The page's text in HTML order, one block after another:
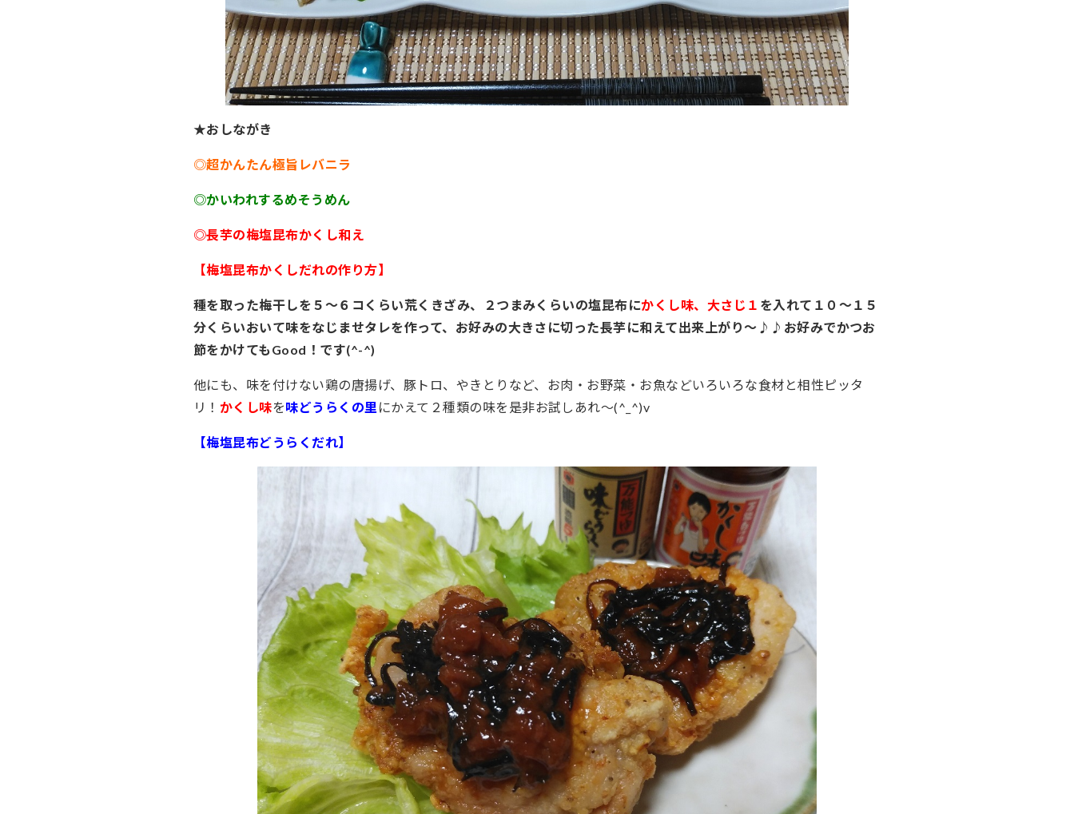
★おしながき
◎超かんたん極旨レバニラ
◎かいわれするめそうめん
◎長芋の梅塩昆布かくし和え
【梅塩昆布かくしだれの作り方】
種を取った梅干しを５～６コくらい荒くきざみ、２つまみくらいの塩昆布にかくし味、大さじ１ を入れて１０～１５
分くらいおいて味をなじませタレを作って、お好みの大きさに切った長芋に和えて出来上がり～♪♪お好みでかつお
節をかけてもGood！です(^-^)
他にも、味を付けない鶏の唐揚げ、豚トロ、やきとりなど、お肉・お野菜・お魚などいろいろな食材と相性ピッタ
リ！ かくし味を味どうらくの里 にかえて２種類の味を是非お試しあれ～(^_^)v
【梅塩昆布どうらくだれ】